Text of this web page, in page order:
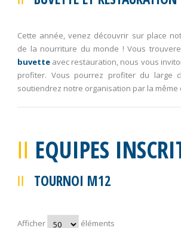
Cette année, venez découvrir sur place
de la nourriture du monde ! Vous
buvette avec restauration, nous vous
profiter. Vous pourrez profiter du large
soutiendrez notre organisation par la même
EQUIPES
TOURNOI M12
Afficher éléments